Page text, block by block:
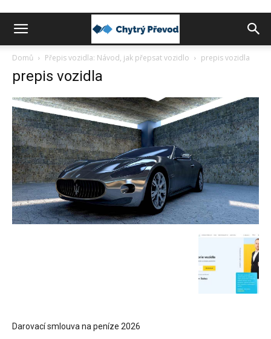
Chytrý
převod
peněz
Domů Přepis vozidla: Návod, jak přepsat vozidlo prepis vozidla
prepis vozidla
Darovací smlouva na peníze 2026